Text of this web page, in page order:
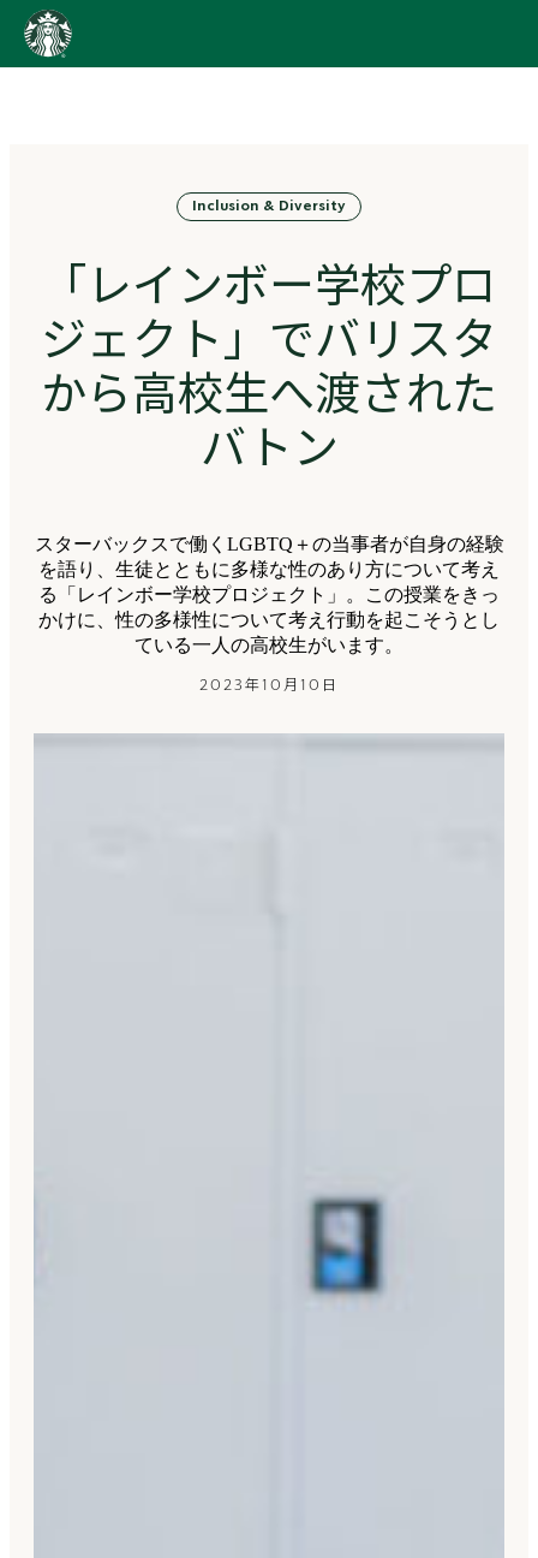
content
Go
Inclusion & Diversity
「レインボー学校プロ
ジェクト」でバリスタ
から高校生へ渡された
バトン
スターバックスで働くLGBTQ＋の当事者が自身の経験
を語り、生徒とともに多様な性のあり方について考え
る「レインボー学校プロジェクト」。この授業をきっ
かけに、性の多様性について考え行動を起こそうとし
ている一人の高校生がいます。
2023年10月10日